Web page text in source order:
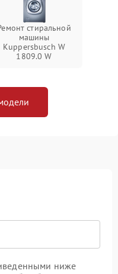
стиральной
машины
Kuppersbusch W
1809.0 W
ниже